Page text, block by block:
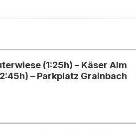
(1:25h) – Käser Alm
– Parkplatz Grainbach